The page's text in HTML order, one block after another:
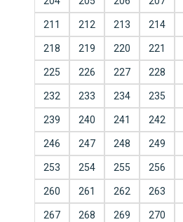
211 212 213 214
218 219 220 221
225 226 227 228
232 233 234 235
239 240 241 242
246 247 248 249
253 254 255 256
260 261 262 263
267 268 269 270